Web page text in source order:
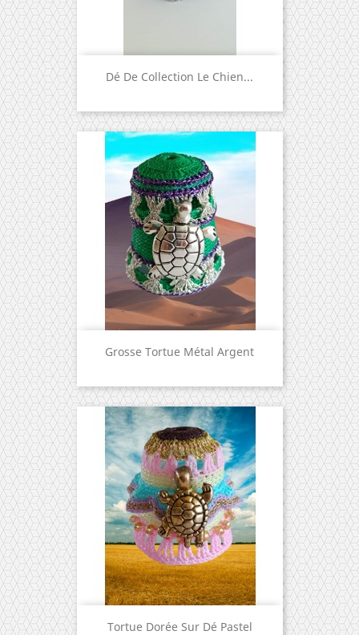
Dé De Collection Le Chien...
Grosse Tortue Métal Argent
Tortue Dorée Sur Dé Pastel